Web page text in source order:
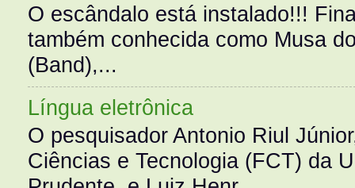
O escândalo está instalado!!!
também conhecida como Musa
(Band),...
Língua eletrônica
O pesquisador Antonio Riul
Ciências e Tecnologia (FCT) da